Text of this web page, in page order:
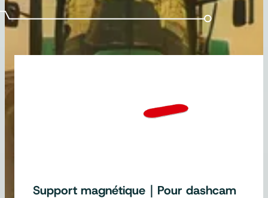
Support magnétique｜Pour dashcam